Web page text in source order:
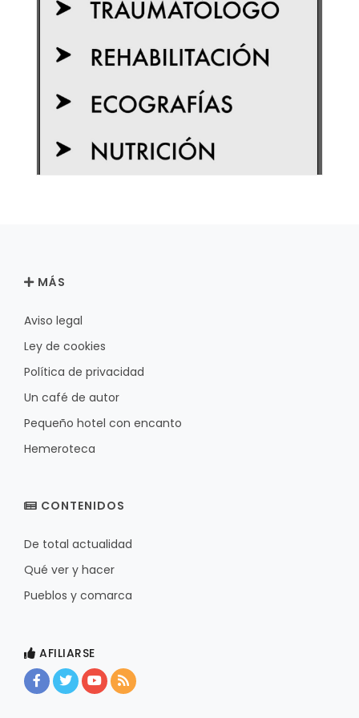
MÁS
Aviso legal
Ley de cookies
Política de privacidad
Un café de autor
Pequeño hotel con encanto
Hemeroteca
CONTENIDOS
De total actualidad
Qué ver y hacer
Pueblos y comarca
AFILIARSE